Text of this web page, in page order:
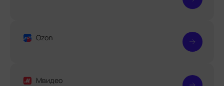
Ozon
Мвидео